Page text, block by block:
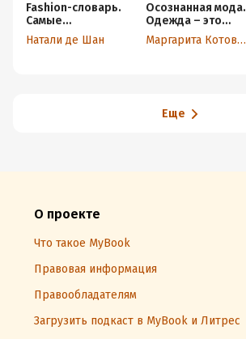
Fashion-словарь.
Самые
запутанные
термины в моде
Натали де Шан
Осознанная мода.
Одежда – это
бизнес и только
потом искусствоМаргарита Котовщикова
Еще
О проекте
Что такое MyBook
Правовая информация
Правообладателям
Загрузить подкаст в MyBook и Литрес